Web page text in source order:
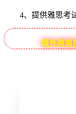
4、提供雅思考试
境外雅思